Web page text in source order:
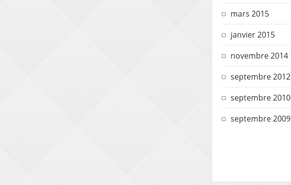
mars 2015
janvier 2015
novembre 2014
septembre 2012
septembre 2010
septembre 2009